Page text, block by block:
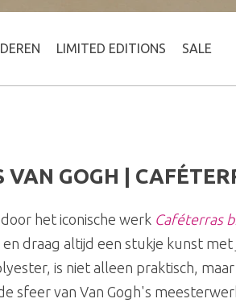
LIMITED EDITIONS SALE
VAN GOGH |
het iconische werk Caféterras
en draag altijd een stukje kunst
is niet alleen praktisch,
sfeer van Van Gogh's